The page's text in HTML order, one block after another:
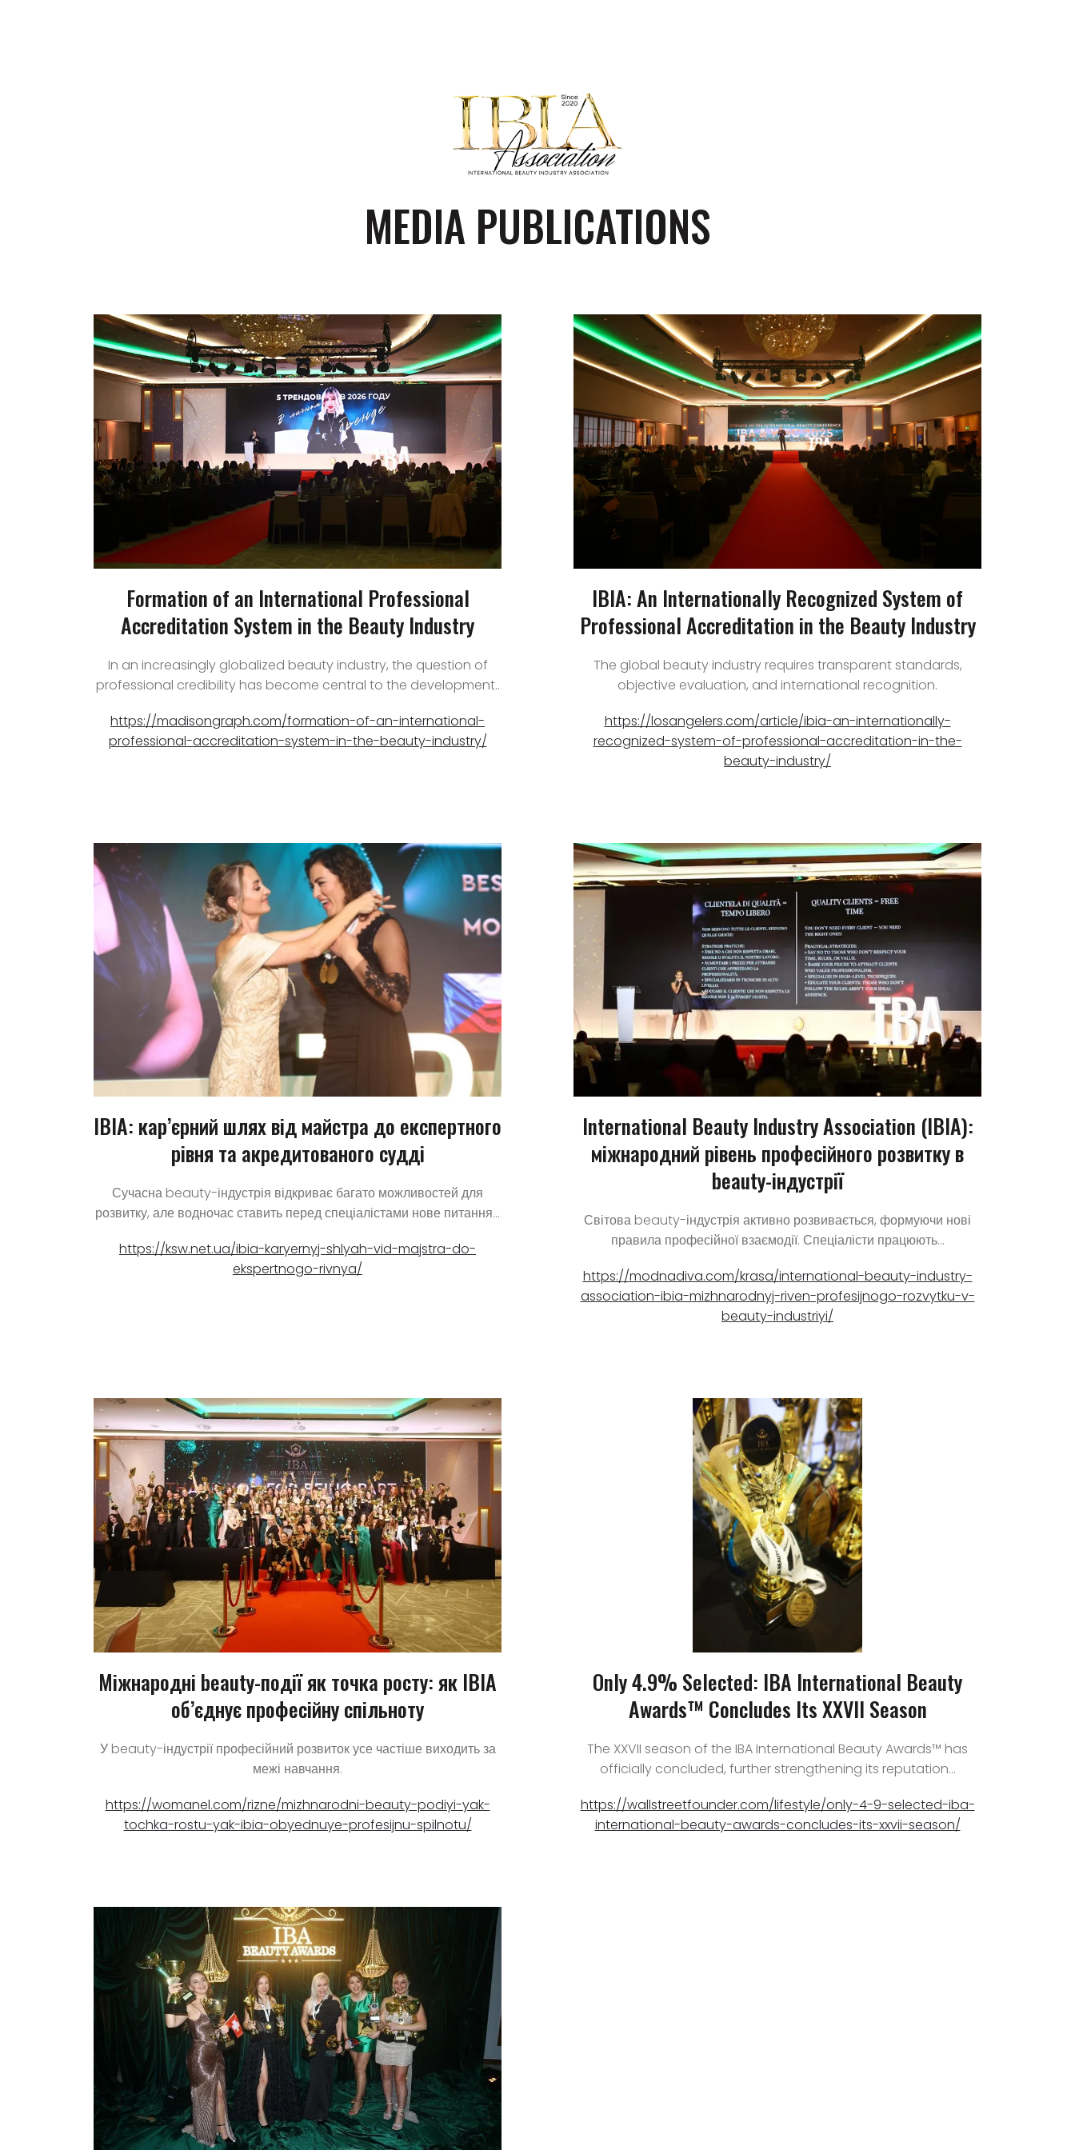
MEDIA PUBLICATIONS
Formation of an International Professional
Accreditation System in the Beauty Industry
In an increasingly globalized beauty industry, the question of
professional credibility has become central to the development..
https://madisongraph.com/formation-of-an-international-
professional-accreditation-system-in-the-beauty-industry/
IBIA: An Internationally Recognized System of
Professional Accreditation in the Beauty Industry
The global beauty industry requires transparent standards,
objective evaluation, and international recognition.
https://losangelers.com/article/ibia-an-internationally-
recognized-system-of-professional-accreditation-in-the-
beauty-industry/
IBIA: кар’єрний шлях від майстра до експертного
рівня та акредитованого судді
Сучасна beauty-індустрія відкриває багато можливостей для
розвитку, але водночас ставить перед спеціалістами нове питання...
https://ksw.net.ua/ibia-karyernyj-shlyah-vid-majstra-do-
ekspertnogo-rivnya/
International Beauty Industry Association (IBIA):
міжнародний рівень професійного розвитку в
beauty-індустрії
Світова beauty-індустрія активно розвивається, формуючи нові
правила професійної взаємодії. Спеціалісти працюють...
https://modnadiva.com/krasa/international-beauty-industry-
association-ibia-mizhnarodnyj-riven-profesijnogo-rozvytku-v-
beauty-industriyi/
Міжнародні beauty-події як точка росту: як IBIA
об’єднує професійну спільноту
У beauty-індустрії професійний розвиток усе частіше виходить за
межі навчання.
https://womanel.com/rizne/mizhnarodni-beauty-podiyi-yak-
tochka-rostu-yak-ibia-obyednuye-profesijnu-spilnotu/
Only 4.9% Selected: IBA International Beauty
Awards™ Concludes Its XXVII Season
The XXVII season of the IBA International Beauty Awards™ has
officially concluded, further strengthening its reputation...
https://wallstreetfounder.com/lifestyle/only-4-9-selected-iba-
international-beauty-awards-concludes-its-xxvii-season/